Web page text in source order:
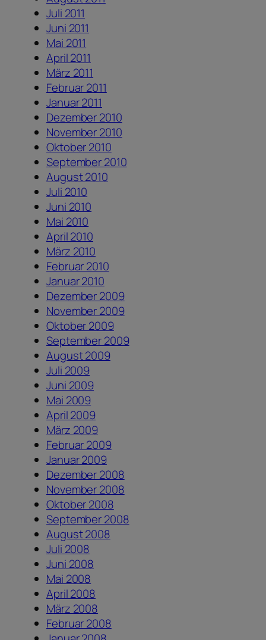
Juli 2011
Juni 2011
Mai 2011
April 2011
März 2011
Februar 2011
Januar 2011
Dezember 2010
November 2010
Oktober 2010
September 2010
August 2010
Juli 2010
Juni 2010
Mai 2010
April 2010
März 2010
Februar 2010
Januar 2010
Dezember 2009
November 2009
Oktober 2009
September 2009
August 2009
Juli 2009
Juni 2009
Mai 2009
April 2009
März 2009
Februar 2009
Januar 2009
Dezember 2008
November 2008
Oktober 2008
September 2008
August 2008
Juli 2008
Juni 2008
Mai 2008
April 2008
März 2008
Februar 2008